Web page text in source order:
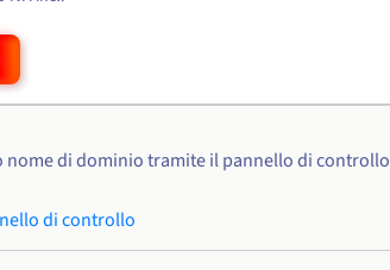
nome di dominio tramite il pannello di controllo
di controllo